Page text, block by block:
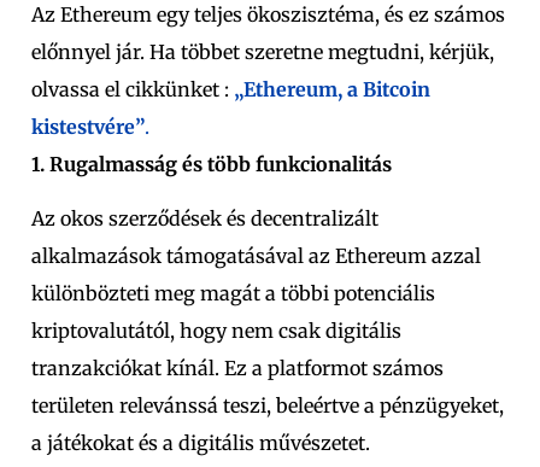
Az Ethereum egy teljes ökoszisztéma, és ez számos
előnnyel jár. Ha többet szeretne megtudni, kérjük,
olvassa el cikkünket : „Ethereum, a Bitcoin
kistestvére”.
1. Rugalmasság és több funkcionalitás
Az okos szerződések és decentralizált
alkalmazások támogatásával az Ethereum azzal
különbözteti meg magát a többi potenciális
kriptovalutától, hogy nem csak digitális
tranzakciókat kínál. Ez a platformot számos
területen relevánssá teszi, beleértve a pénzügyeket,
a játékokat és a digitális művészetet.